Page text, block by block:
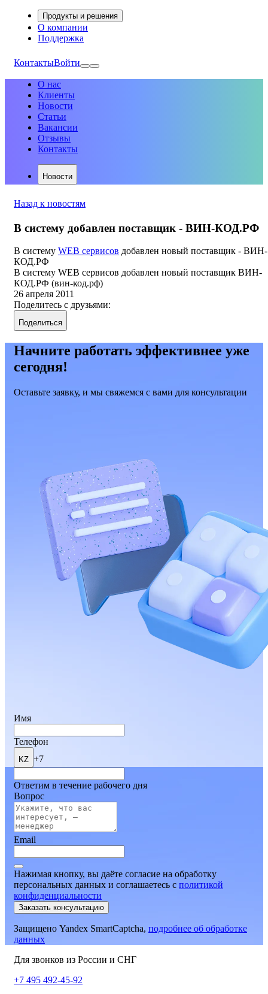
Продукты и решения
О компании
Поддержка
КонтактыВойти
О нас
Клиенты
Новости
Статьи
Вакансии
Отзывы
Контакты
Новости
Назад к новостям
В систему добавлен поставщик - ВИН-КОД.РФ
В систему WEB сервисов добавлен новый поставщик - ВИН-
КОД.РФ
В систему WEB сервисов добавлен новый поставщик ВИН-
КОД.РФ (вин-код.рф)
26 апреля 2011
Поделитесь с друзьями:
Поделиться
Начните работать эффективнее уже
сегодня!
Оставьте заявку, и мы свяжемся с вами для консультации
Имя
Телефон
KZ +7
Ответим в течение рабочего дня
Вопрос
Email
Нажимая кнопку, вы даёте согласие на обработку
персональных данных и соглашаетесь c политикой
конфиденциальности
Заказать консультацию
Защищено Yandex SmartCaptcha, подробнее об обработке
данных
Для звонков из России и СНГ
+7 495 492-45-92